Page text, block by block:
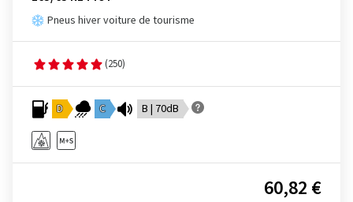
Pneus hiver voiture de tourisme
(250)
D C B | 70dB
60,82 €